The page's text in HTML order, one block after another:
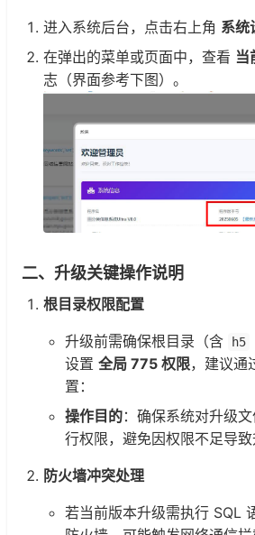
进入系统后台，点击右上角 系统
在弹出的菜单或页面中，查看 当
志（界面参考下图）。
二、升级关键操作说明
根目录权限配置
升级前需确保根目录（含 h5
设置 全局 775 权限，建议通
置：
操作目的：确保系统对升级
行权限，避免因权限不足导致
防火墙冲突处理
若当前版本升级需执行 SQL